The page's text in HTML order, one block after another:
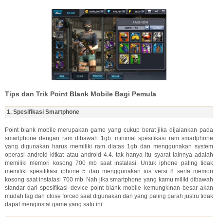
Tips dan Trik Point Blank Mobile Bagi Pemula
1. Spesifikasi Smartphone
Point blank mobile merupakan game yang cukup berat jika dijalankan pada
smartphone dengan ram dibawah 1gb. minimal spesifikasi ram smartphone
yang digunakan harus memiliki ram diatas 1gb dan menggunakan system
operasi android kitkat atau android 4.4. tak hanya itu syarat lainnya adalah
memiliki memori kosong 700 mb saat instalasi. Untuk iphone paling tidak
memiliki spesifikasi iphone 5 dan menggunakan ios versi 8 serta memori
kosong saat instalasi 700 mb. Nah jika smartphone yang kamu miliki dibawah
standar dari spesifikasi device point blank mobile kemungkinan besar akan
mudah lag dan close forced saat digunakan dan yang paling parah justru tidak
dapat menginstal game yang satu ini.